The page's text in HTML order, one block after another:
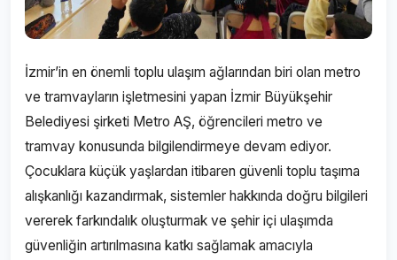
İzmir’in en önemli toplu ulaşım ağlarından biri olan metro
ve tramvayların işletmesini yapan İzmir Büyükşehir
Belediyesi şirketi Metro AŞ, öğrencileri metro ve
tramvay konusunda bilgilendirmeye devam ediyor.
Çocuklara küçük yaşlardan itibaren güvenli toplu taşıma
alışkanlığı kazandırmak, sistemler hakkında doğru bilgileri
vererek farkındalık oluşturmak ve şehir içi ulaşımda
güvenliğin artırılmasına katkı sağlamak amacıyla